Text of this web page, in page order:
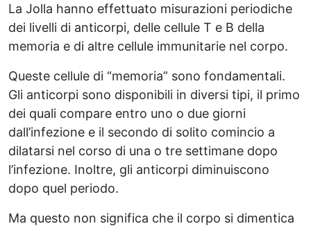
La Jolla hanno effettuato misurazioni periodiche
dei livelli di anticorpi, delle cellule T e B della
memoria e di altre cellule immunitarie nel corpo.
Queste cellule di “memoria” sono fondamentali.
Gli anticorpi sono disponibili in diversi tipi, il primo
dei quali compare entro uno o due giorni
dall’infezione e il secondo di solito comincio a
dilatarsi nel corso di una o tre settimane dopo
l’infezione. Inoltre, gli anticorpi diminuiscono
dopo quel periodo.
Ma questo non significa che il corpo si dimentica